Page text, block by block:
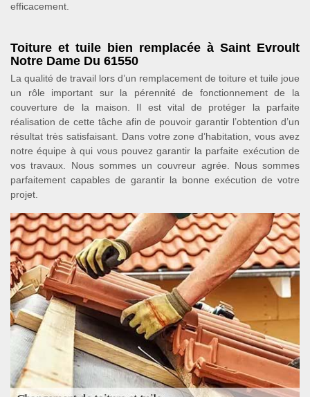
efficacement.
Toiture et tuile bien remplacée à Saint Evroult
Notre Dame Du 61550
La qualité de travail lors d’un remplacement de toiture et tuile joue
un rôle important sur la pérennité de fonctionnement de la
couverture de la maison. Il est vital de protéger la parfaite
réalisation de cette tâche afin de pouvoir garantir l’obtention d’un
résultat très satisfaisant. Dans votre zone d’habitation, vous avez
notre équipe à qui vous pouvez garantir la parfaite exécution de
vos travaux. Nous sommes un couvreur agrée. Nous sommes
parfaitement capables de garantir la bonne exécution de votre
projet.